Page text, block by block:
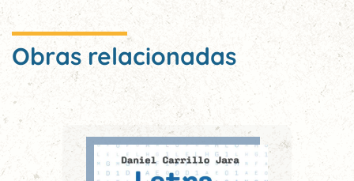
Obras relacionadas